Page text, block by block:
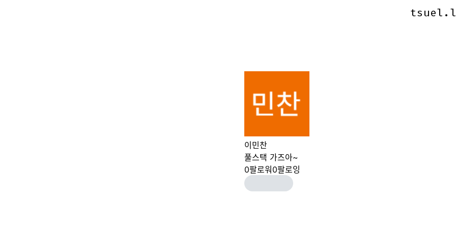
이민찬
풀스택 가즈아~
0팔로워 0팔로잉